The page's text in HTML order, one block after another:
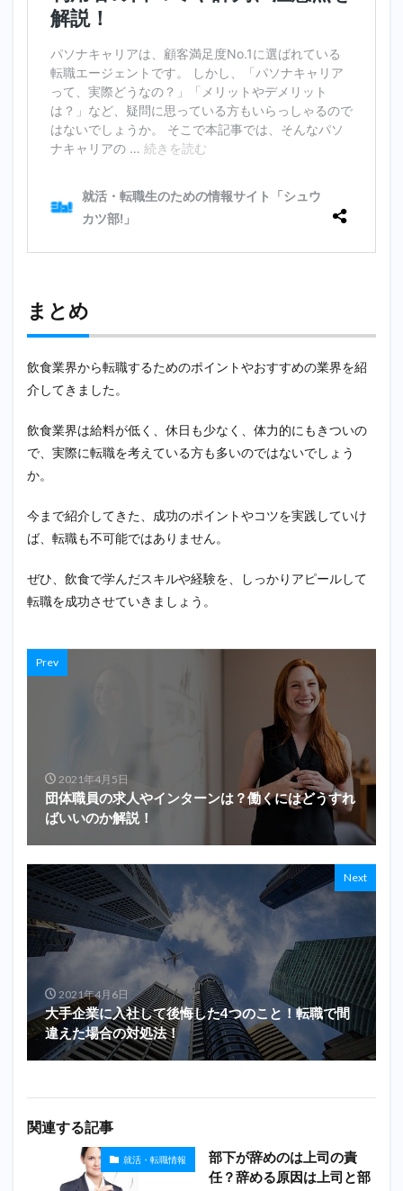
まとめ
飲食業界から転職するためのポイントやおすすめの業界を紹
介してきました。
飲食業界は給料が低く、休日も少なく、体力的にもきついの
で、実際に転職を考えている方も多いのではないでしょう
か。
今まで紹介してきた、成功のポイントやコツを実践していけ
ば、転職も不可能ではありません。
ぜひ、飲食で学んだスキルや経験を、しっかりアピールして
転職を成功させていきましょう。
Prev
2021年4月5日
団体職員の求人やインターンは？働くにはどうすれ
ばいいのか解説！
Next
2021年4月6日
大手企業に入社して後悔した4つのこと！転職で間
違えた場合の対処法！
関連する記事
就活・転職情報
部下が辞めのは上司の責
任？辞める原因は上司と部